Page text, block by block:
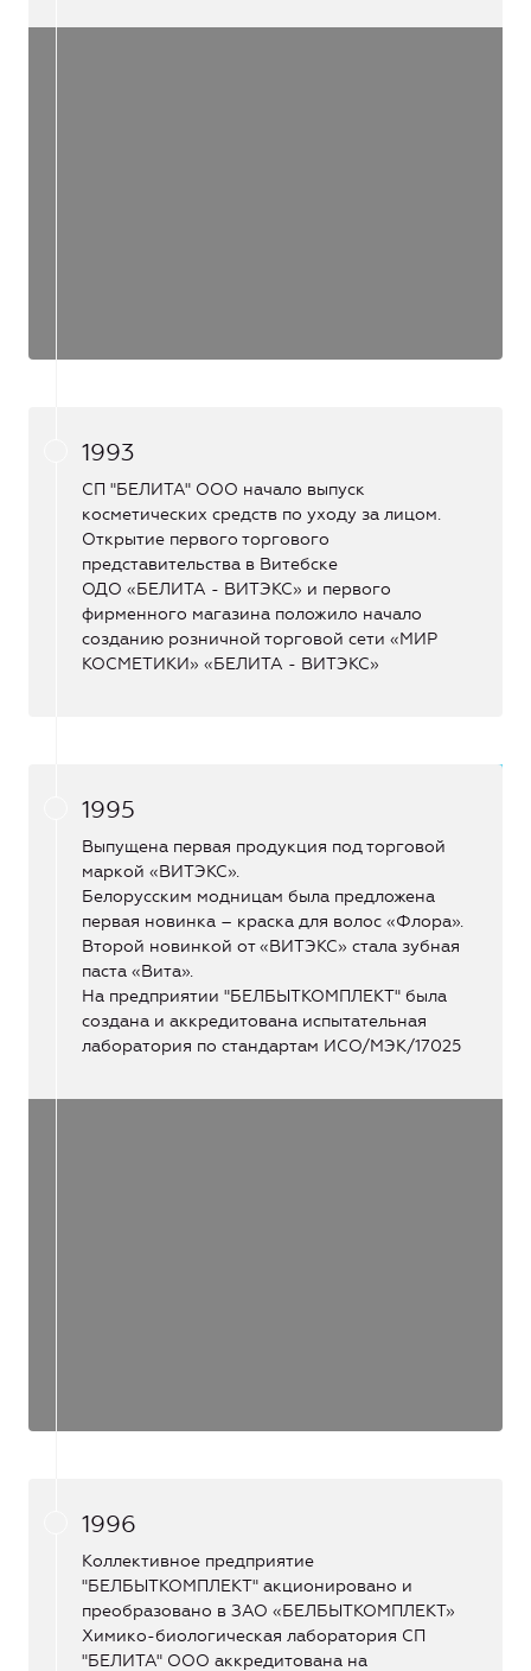
1993
СП "БЕЛИТА" ООО начало выпуск
косметических средств по уходу за лицом.
Открытие первого торгового
представительства в Витебске
ОДО «БЕЛИТА - ВИТЭКС» и первого
фирменного магазина положило начало
созданию розничной торговой сети «МИР
КОСМЕТИКИ» «БЕЛИТА - ВИТЭКС»
1995
Выпущена первая продукция под торговой
маркой «ВИТЭКС».
Белорусским модницам была предложена
первая новинка – краска для волос «Флора».
Второй новинкой от «ВИТЭКС» стала зубная
паста «Вита».
На предприятии "БЕЛБЫТКОМПЛЕКТ" была
создана и аккредитована испытательная
лаборатория по стандартам ИСО/МЭК/17025
1996
Коллективное предприятие
"БЕЛБЫТКОМПЛЕКТ" акционировано и
преобразовано в ЗАО «БЕЛБЫТКОМПЛЕКТ»
Химико-биологическая лаборатория СП
"БЕЛИТА" ООО аккредитована на